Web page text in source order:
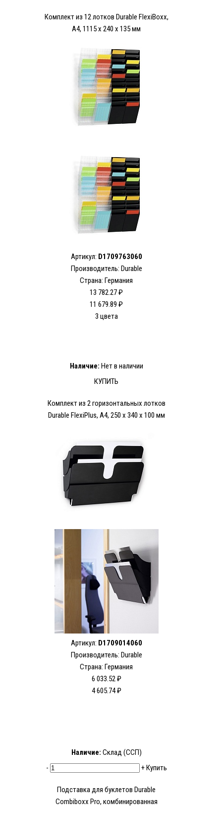
Комплект из 12 лотков Durable FlexiBoxx,
A4, 1115 x 240 x 135 мм
Артикул: D1709763060
Производитель: Durable
Страна: Германия
13 782.27 ₽
11 679.89 ₽
3 цвета
Наличие: Нет в наличии
КУПИТЬ
Комплект из 2 горизонтальных лотков
Durable FlexiPlus, A4, 250 x 340 x 100 мм
Артикул: D1709014060
Производитель: Durable
Страна: Германия
6 033.52 ₽
4 605.74 ₽
Наличие: Склад (ССП)
-
+Купить
Подставка для буклетов Durable
Combiboxx Pro, комбинированная